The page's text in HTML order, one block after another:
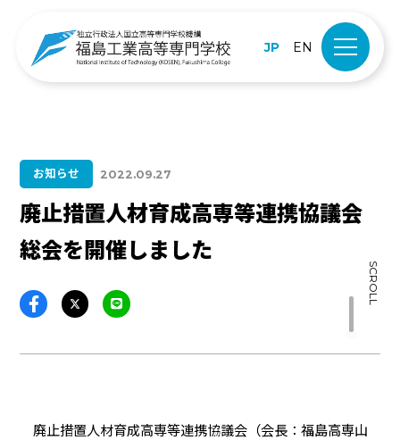
JP EN
お知らせ 2022.09.27
廃止措置人材育成高専等連携協議会
総会を開催しました
SCROLL
廃止措置人材育成高専等連携協議会（会長：福島高専山